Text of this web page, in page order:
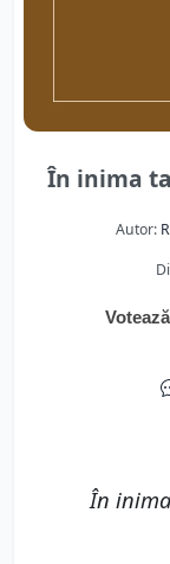
În inima
Autor:
În